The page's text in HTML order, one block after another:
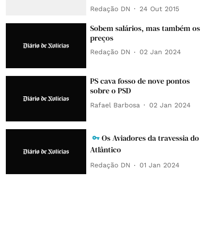
Redação DN 24 Out 2015
Sobem salários, mas também os
preços
Redação DN 02 Jan 2024
PS cava fosso de nove pontos
sobre o PSD
Rafael Barbosa 02 Jan 2024
Os Aviadores da travessia do
Atlântico
Redação DN 01 Jan 2024